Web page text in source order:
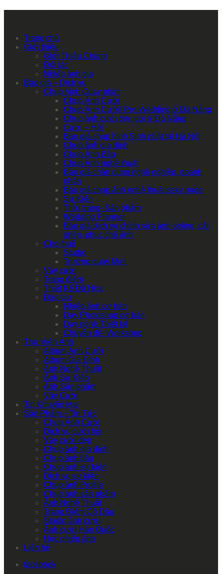
Trang chủ
Giới thiệu
Giới Thiệu Chung
Đối tác
Nhiếp ảnh gia
Báo giá – Dịch vụ
Chụp hình Quay phim
Chụp Ảnh Cưới
Chụp Ảnh Cưới| Pre-Wedding ở Đà Nẵng
Chụp ảnh cưới trọn gói ở Đà Nẵng
Cưới – Hỏi
Báo giá chụp hình Sinh nhật tại Hà Nội
Chụp ảnh gia đình
Chụp Ảnh Bầu
Chụp Ảnh nghệ thuật
Báo giá chân dung nghề nghiệp, doanh
nhân
Báo giá chụp ảnh nghệ thuật sexy nude
Sự Kiện
Thời trang- Sản phẩm
Wedding Planner
Báo giá dịch vụ chỉnh sửa ảnh online, cắt
ghép, phục chế ảnh
Cho thuê
Studio
Trường quay Mini
Váy cưới
Trang điểm
Thiết Kế Đồ Họa
Đào tạo
Nhiếp ảnh cơ bản
Dạy Photoshop cơ bản
Dạy nghề Thiết kế
Chuyên đề- Workshop
Thư Viện Ảnh
Album Ảnh Cưới
Album Gia Đình
Ảnh Nghệ Thuật
Ảnh Sự Kiện
Ảnh Sản phẩm
Váy Cưới
Tin Khuyến Mại
Sản Phẩm – Tin Tức
Chụp Ảnh Cưới
Dịch vụ cưới hỏi
Váy cưới đẹp
Chụp ảnh gia đình
Chụp ảnh bầu
Chụp ảnh sự kiện
Dịch vụ sự kiện
Chụp ảnh Profile
Chụp ảnh sản phẩm
Ảnh Nghệ Thuật
Trang Điểm Cô Dâu
Studio ảnh cưới
Ảnh cưới Hàn Quốc
Học nhiếp ảnh
Liên hệ
facebook